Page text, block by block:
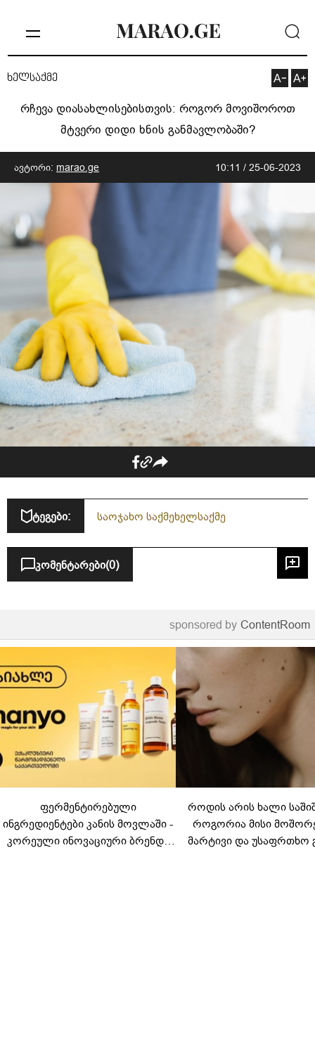
ხელსაქმე
რჩევა დიასახლისებისთვის: როგორ მოვიშოროთ
მტვერი დიდი ხნის განმავლობაში?
ავტორი: marao.ge 10:11 / 25-06-2023
ტეგები: საოჯახო საქმეხელსაქმე
კომენტარები(0)
sponsored by ContentRoom
ფერმენტირებული
ინგრედიენტები კანის მოვლაში -
კორეული ინოვაციური ბრენდი
როდის არის ხალი
როგორია მისი
მარტივი და უსაფრთხო